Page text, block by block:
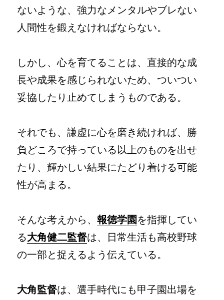
ないような、強力なメンタルやブレない
人間性を鍛えなければならない。
しかし、心を育てることは、直接的な成
長や成果を感じられないため、ついつい
妥協したり止めてしまうものである。
それでも、謙虚に心を磨き続ければ、勝
負どころで持っている以上のものを出せ
たり、輝かしい結果にたどり着ける可能
性が高まる。
そんな考えから、報徳学園を指揮してい
る大角健二監督は、日常生活も高校野球
の一部と捉えるよう伝えている。
大角監督は、選手時代にも甲子園出場を